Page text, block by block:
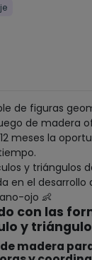
de figuras
de madera
meses la
y triángulos
en el
ojo 👶
con las
y triángulo
madera